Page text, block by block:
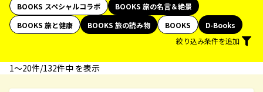
BOOKS スペシャルコラボ
BOOKS 旅の名言＆絶景
BOOKS 旅と健康
BOOKS 旅の読み物 BOOKS
D-Books
絞り込み条件を追加
1〜20件/132件中 を表示